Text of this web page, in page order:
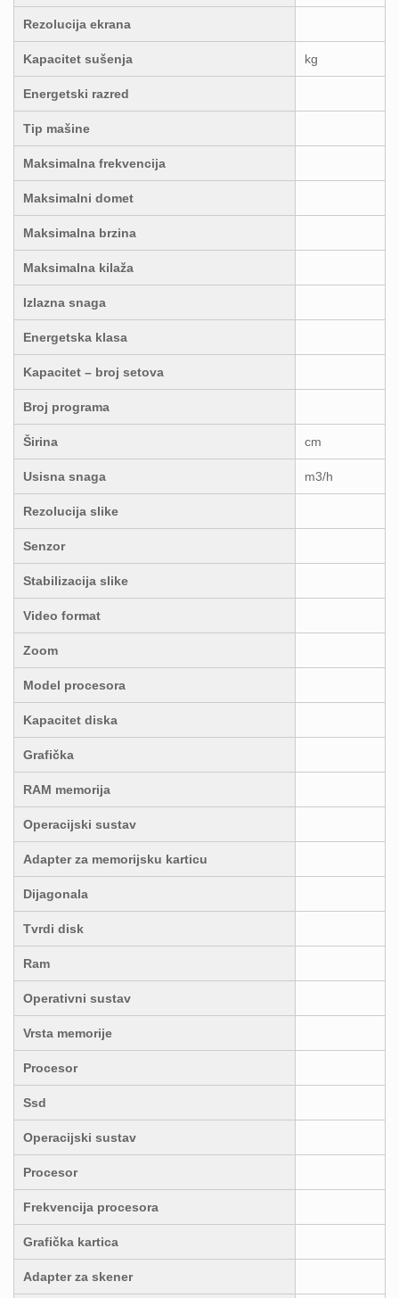
Rezolucija ekrana
Kapacitet sušenja kg
Energetski razred
Tip mašine
Maksimalna frekvencija
Maksimalni domet
Maksimalna brzina
Maksimalna kilaža
Izlazna snaga
Energetska klasa
Kapacitet – broj setova
Broj programa
Širina cm
Usisna snaga m3/h
Rezolucija slike
Senzor
Stabilizacija slike
Video format
Zoom
Model procesora
Kapacitet diska
Grafička
RAM memorija
Operacijski sustav
Adapter za memorijsku karticu
Dijagonala
Tvrdi disk
Ram
Operativni sustav
Vrsta memorije
Procesor
Ssd
Operacijski sustav
Procesor
Frekvencija procesora
Grafička kartica
Adapter za skener